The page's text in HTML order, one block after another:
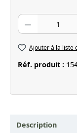
Quantité de
Ajouter à la liste
Réf. produit :
Description